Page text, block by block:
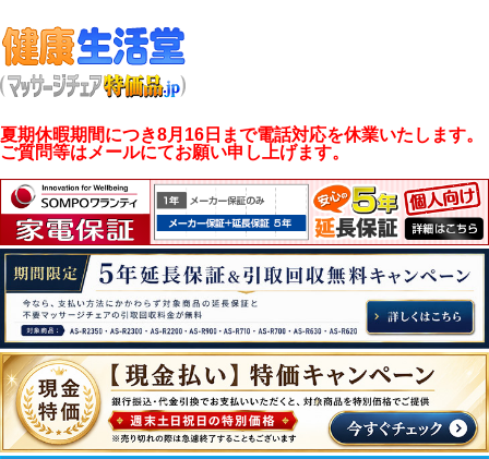
夏期休暇期間につき8月16日まで電話対応を休業いたします。
ご質問等はメールにてお願い申し上げます。